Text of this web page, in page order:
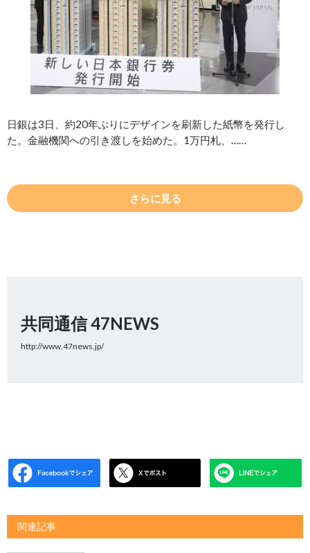
日銀は3日、約20年ぶりにデザインを刷新した紙幣を発行し
た。金融機関への引き渡しを始めた。1万円札、……
さらに見る
共同通信 47NEWS
http://www.47news.jp/
関連記事